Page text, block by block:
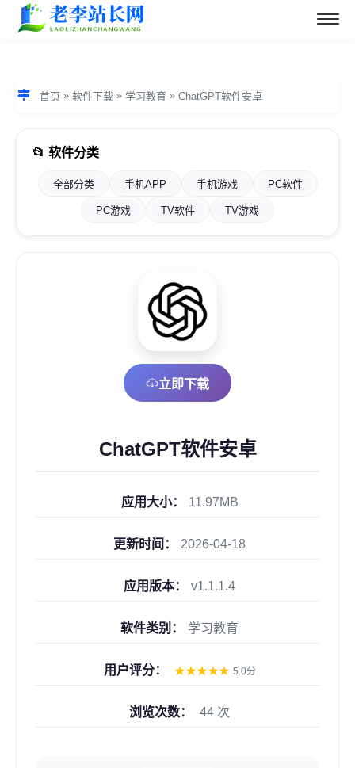
首页 » 软件下载 » 学习教育 » ChatGPT软件安卓
📂 软件分类
全部分类 手机APP 手机游戏 PC软件
PC游戏 TV软件 TV游戏
立即下载
ChatGPT软件安卓
应用大小： 11.97MB
更新时间： 2026-04-18
应用版本： v1.1.1.4
软件类别： 学习教育
用户评分： ★★★★★ 5.0分
浏览次数： 44 次